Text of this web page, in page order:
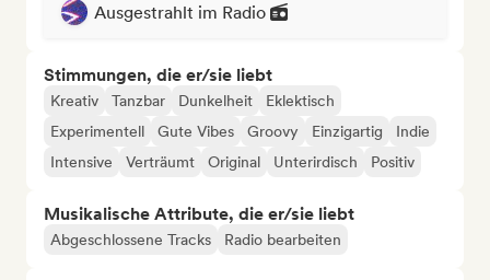
Ausgestrahlt im Radio
Stimmungen, die er/sie liebt
Kreativ Tanzbar Dunkelheit
Eklektisch
Experimentell
Gute Vibes Groovy Einzigartig
Indie
Intensive
Verträumt Original Unterirdisch Positiv
Musikalische Attribute, die er/sie liebt
Abgeschlossene Tracks Radio bearbeiten